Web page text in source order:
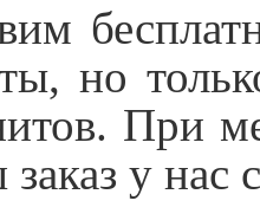
но
При
у нас